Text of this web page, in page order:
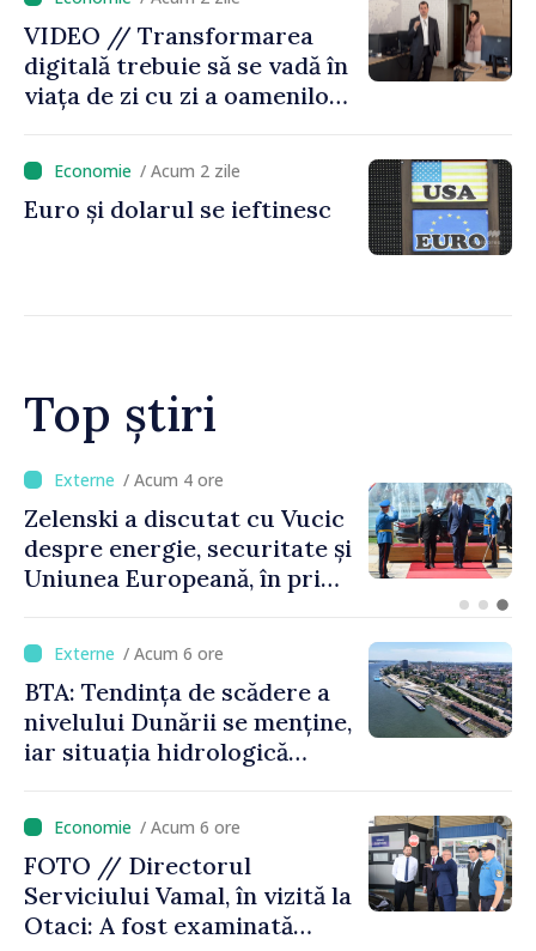
VIDEO // Transformarea
digitală trebuie să se vadă în
viața de zi cu zi a oamenilor
funcționează economia:
premierul Vasile Tofan, în
vizită la AGE
/ Acum 2 zile
Euro și dolarul se ieftinesc
Top știri
/ Acum 47 minute
Bulgaria: Ambasadoarea
Ucrainei, convocată la
Ministerul de Externe în
/ Acum 6 ore
BTA: Tendința de scădere a
nivelului Dunării se menține,
iar situația hidrologică
/ Acum 6 ore
FOTO // Directorul
Serviciului Vamal, în vizită la
Otaci: A fost examinată